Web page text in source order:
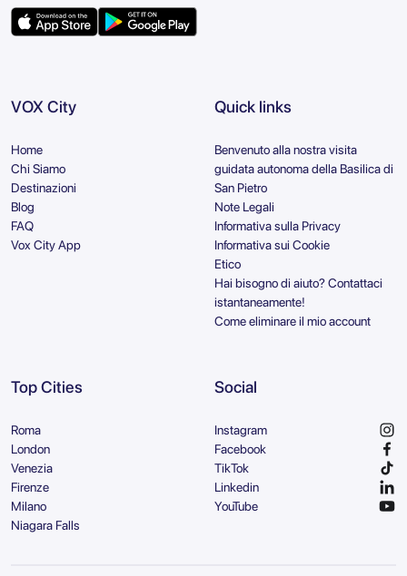
VOX City
Home
Chi Siamo
Destinazioni
Blog
FAQ
Vox City App
Quick links
Benvenuto alla nostra visita
guidata autonoma della Basilica di
San Pietro
Note Legali
Informativa sulla Privacy
Informativa sui Cookie
Etico
Hai bisogno di aiuto? Contattaci
istantaneamente!
Come eliminare il mio account
Top Cities
Roma
London
Venezia
Firenze
Milano
Niagara Falls
Social
Instagram
Facebook
TikTok
Linkedin
YouTube